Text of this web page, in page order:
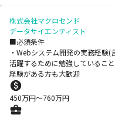
株式会社マクロセンド
データサイエンティスト
■必須条件
・Webシステム開発の実務経験
活躍するために勉強しているこ
経験がある方も大歓迎
450万円〜760万円